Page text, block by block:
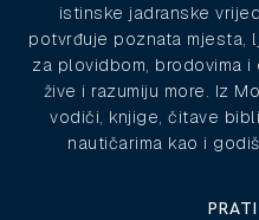
istinske jadranske
potvrđuje poznata mjesta,
za plovidbom, brodovima i
žive i razumiju more. Iz
vodiči, knjige, čitave
nautičarima kao i